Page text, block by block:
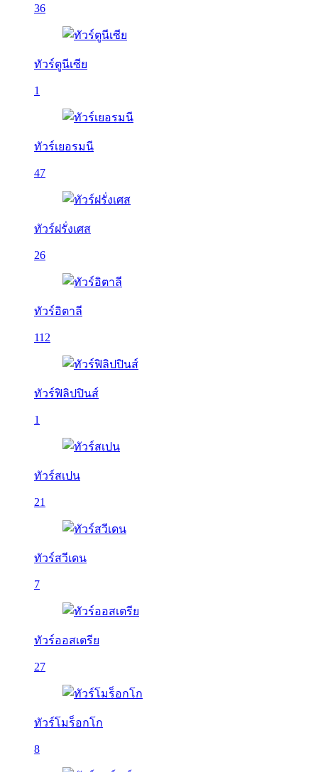
36
ทัวร์ตูนีเซีย
1
ทัวร์เยอรมนี
47
ทัวร์ฝรั่งเศส
26
ทัวร์อิตาลี
112
ทัวร์ฟิลิปปินส์
1
ทัวร์สเปน
21
ทัวร์สวีเดน
7
ทัวร์ออสเตรีย
27
ทัวร์โมร็อกโก
8